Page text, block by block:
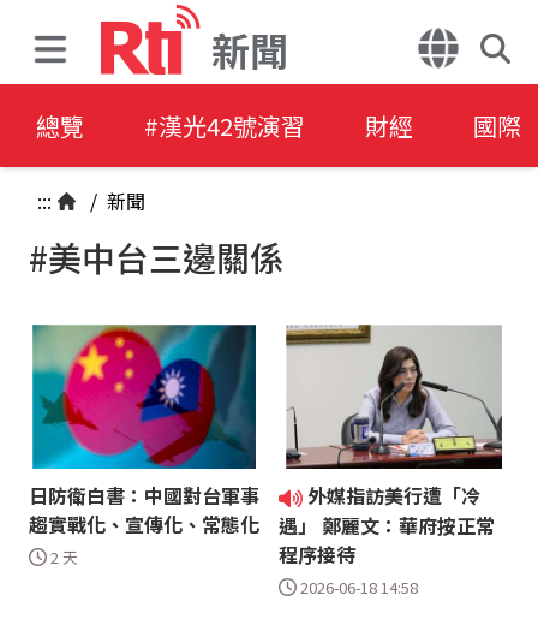
新聞
總覽 #漢光42號演習 財經 國際
::: / 新聞
#美中台三邊關係
日防衛白書：中國對台軍事
趨實戰化、宣傳化、常態化
2 天
外媒指訪美行遭「冷
遇」 鄭麗文：華府按正常
程序接待
2026-06-18 14:58